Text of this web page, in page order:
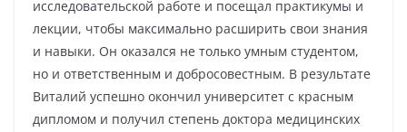
исследовательской работе и посещал практикумы и
лекции, чтобы максимально расширить свои знания
и навыки. Он оказался не только умным студентом,
но и ответственным и добросовестным. В результате
Виталий успешно окончил университет с красным
дипломом и получил степень доктора медицинских